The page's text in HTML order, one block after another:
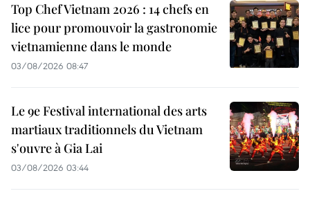
Top Chef Vietnam 2026 : 14 chefs en
lice pour promouvoir la gastronomie
vietnamienne dans le monde
03/08/2026 08:47
Le 9e Festival international des arts
martiaux traditionnels du Vietnam
s'ouvre à Gia Lai
03/08/2026 03:44